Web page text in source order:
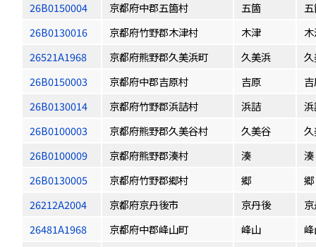
26B0150004
京都府中郡五箇村 五箇
26B0130016
京都府竹野郡木津村 木津
26521A1968
京都府熊野郡久美浜町 久美浜
26B0150003
京都府中郡吉原村 吉原
26B0130014
京都府竹野郡浜詰村 浜詰
26B0100003
京都府熊野郡久美谷村 久美谷
26B0100009
京都府熊野郡湊村 湊
湊
26B0130005
京都府竹野郡郷村 郷
郷
26212A2004
京都府京丹後市 京丹後
26481A1968
京都府中郡峰山町 峰山